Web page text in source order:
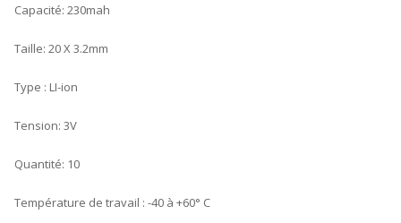
Capacité: 230mah
Taille: 20 X 3.2mm
Type : LI-ion
Tension: 3V
Quantité: 10
Température de travail : -40 à +60° C